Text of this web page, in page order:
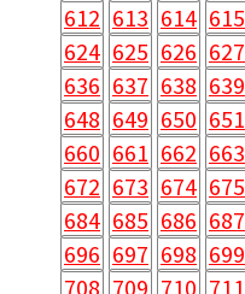
612 613 614 615
624 625 626 627
636 637 638 639
648 649 650 651
660 661 662 663
672 673 674 675
684 685 686 687
696 697 698 699
708 709 710 711